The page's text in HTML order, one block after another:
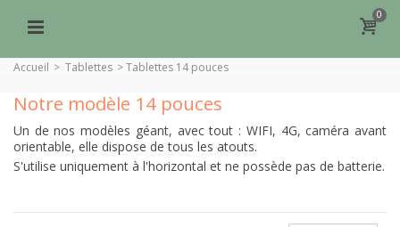
0
Accueil > Tablettes >Tablettes 14 pouces
Notre modèle 14 pouces
Un de nos modèles géant, avec tout : WIFI, 4G, caméra avant
orientable, elle dispose de tous les atouts.
S'utilise uniquement à l'horizontal et ne possède pas de batterie.